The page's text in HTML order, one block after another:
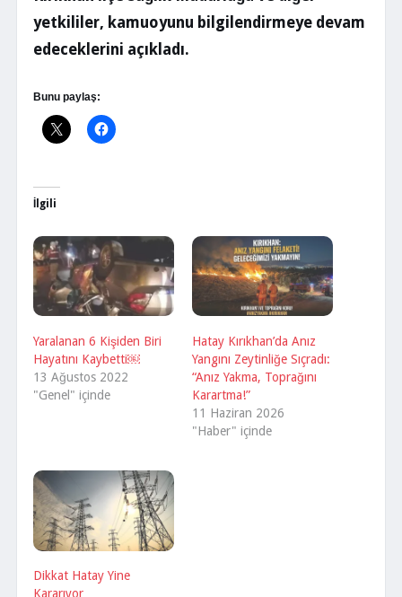
yetkililer, kamuoyunu bilgilendirmeye devam
edeceklerini açıkladı.
Bunu paylaş:
İlgili
Yaralanan 6 Kişiden Biri
Hayatını Kaybetti￼
13 Ağustos 2022
"Genel" içinde
Hatay Kırıkhan’da Anız
Yangını Zeytinliğe Sıçradı:
“Anız Yakma, Toprağını
Karartma!”
11 Haziran 2026
"Haber" içinde
Dikkat Hatay Yine
Kararıyor